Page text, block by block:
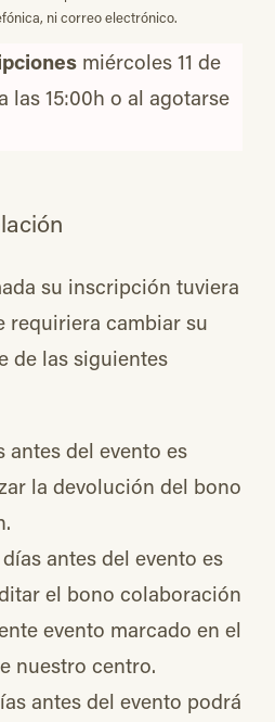
ni correo electrónico.
miércoles 11 de
las 15:00h o al agotarse
su inscripción tuviera
requiriera cambiar su
de las siguientes
antes del evento es
la devolución del bono
días antes del evento es
el bono colaboración
evento marcado en el
nuestro centro.
antes del evento podrá